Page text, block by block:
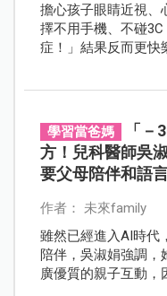
擔心孩子眼睛近視、
擇不用手機、不碰
症！」結果反而更快
學習當爸媽
「
方！兒科醫師吳
要父母陪伴和語
作者： 未來family
雖然已經進入AI時代
陪伴，吳淑娟強調，
廣優質的親子互動，